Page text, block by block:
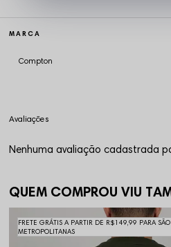
MARCA
Compton
Nenhuma avaliação cadastrada
QUEM COMPROU VIU
FRETE GRÁTIS A PARTIR DE R$149,99 PARA
METROPOLITANAS